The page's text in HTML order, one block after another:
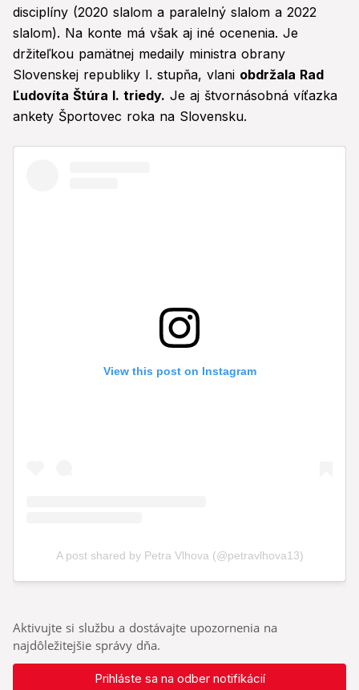
disciplíny (2020 slalom a paralelný slalom a 2022
slalom). Na konte má však aj iné ocenenia. Je
držiteľkou pamätnej medaily ministra obrany
Slovenskej republiky I. stupňa, vlani obdržala Rad
Ľudovíta Štúra I. triedy. Je aj štvornásobná víťazka
ankety Športovec roka na Slovensku.
Aktivujte si službu a dostávajte upozornenia na
najdôležitejšie správy dňa.
Prihláste sa na odber notifikácií